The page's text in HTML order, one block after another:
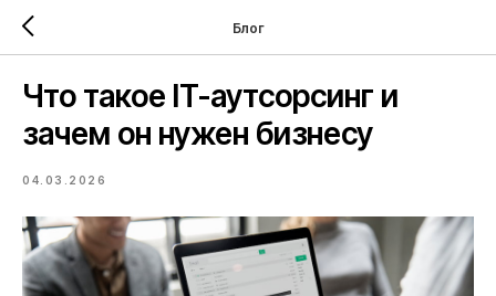
Блог
Что такое IT-аутсорсинг и
зачем он нужен бизнесу
04.03.2026